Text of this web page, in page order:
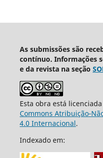
As submissões são
contínuo. Informações
e da revista na seção
Esta obra está
Commons Atribuição-
4.0 Internacional.
Indexado em: